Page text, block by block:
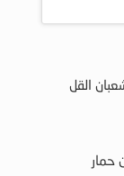
القل
حمار